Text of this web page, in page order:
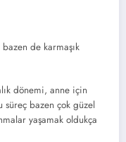
de karmaşık
dönemi, anne için
süreç bazen çok güzel
yaşamak oldukça